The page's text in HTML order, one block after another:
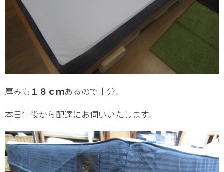
厚みも １８ｃｍあるので十分。
本日午後から配達にお伺いいたします。